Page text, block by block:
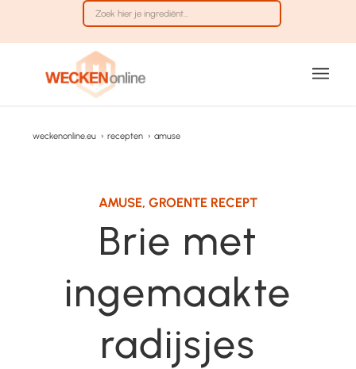
weckenonline.eu › recepten › amuse
AMUSE, GROENTE RECEPT
Brie met
ingemaakte
radijsjes